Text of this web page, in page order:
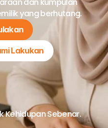
yang berhutang.
Lakukan
Kehidupan Sebenar.